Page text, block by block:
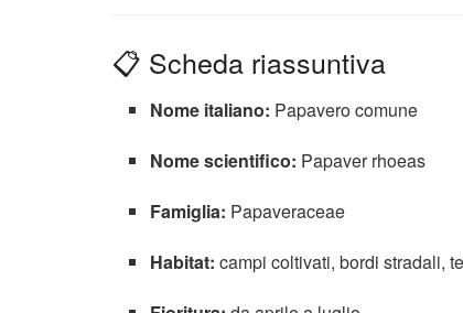
📋 Scheda riassuntiva
Nome italiano: Papavero comune
Nome scientifico: Papaver rhoeas
Famiglia: Papaveraceae
Habitat: campi coltivati, bordi stradali,